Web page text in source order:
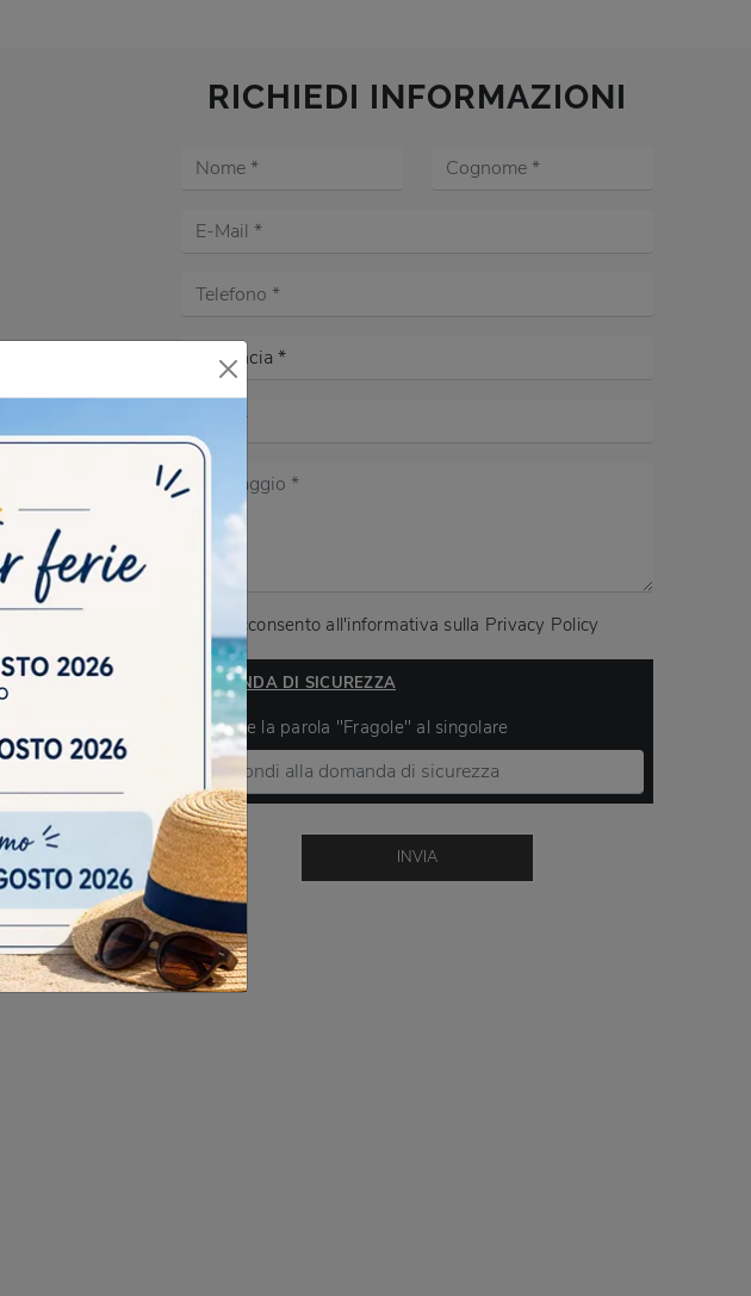
RICHIEDI INFORMAZIONI
Acconsento all'informativa sulla Privacy Policy
DOMANDA DI SICUREZZA
Scrivere la parola "Fragole" al singolare
INVIA